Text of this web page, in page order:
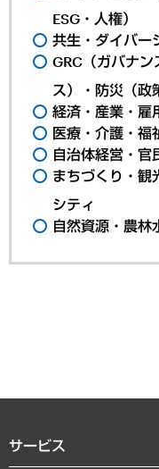
ESG・人権）
共生・ダイバー
GRC（ガバナ
ス）・防災（政
経済・産業・雇
医療・介護・福
自治体経営・官
まちづくり・観
シティ
自然資源・農林
サービス